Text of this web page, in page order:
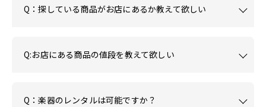
Q：探している商品がお店にあるか教えて欲しい
Q:お店にある商品の値段を教えて欲しい
Q：楽器のレンタルは可能ですか？